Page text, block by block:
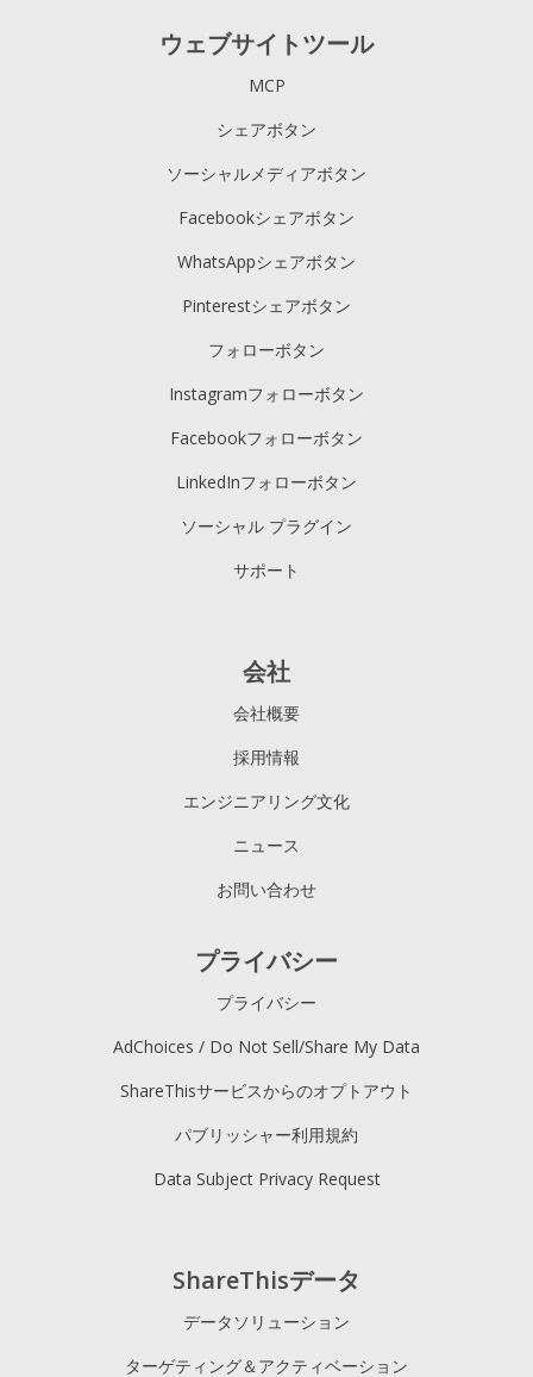
ウェブサイトツール
MCP
シェアボタン
ソーシャルメディアボタン
Facebookシェアボタン
WhatsAppシェアボタン
Pinterestシェアボタン
フォローボタン
Instagramフォローボタン
Facebookフォローボタン
LinkedInフォローボタン
ソーシャル プラグイン
サポート
ShareThisデータ
データソリューション
ターゲティング＆アクティベーション
会社
会社概要
採用情報
エンジニアリング文化
ニュース
お問い合わせ
プライバシー
プライバシー
AdChoices / Do Not Sell/Share My Data
ShareThisサービスからのオプトアウト
パブリッシャー利用規約
Data Subject Privacy Request